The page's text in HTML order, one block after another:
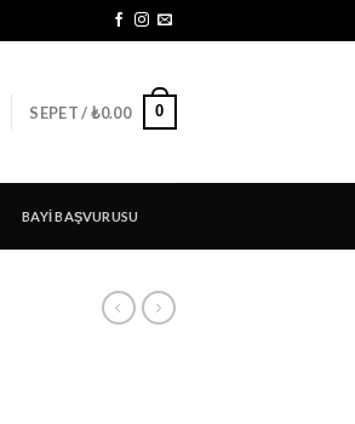
SEPET /₺0.00 0
BAYI BAŞVURUSU